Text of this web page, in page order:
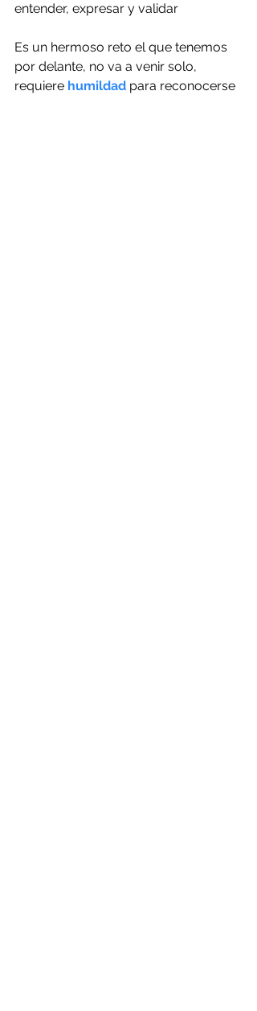
entender, expresar y validar
Es un hermoso reto el que tenemos
por delante, no va a venir solo,
requiere humildad para reconocerse